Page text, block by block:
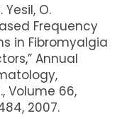
Yesil, O.
Frequency
in Fibromyalgia
Annual
Volume 66,
2007.